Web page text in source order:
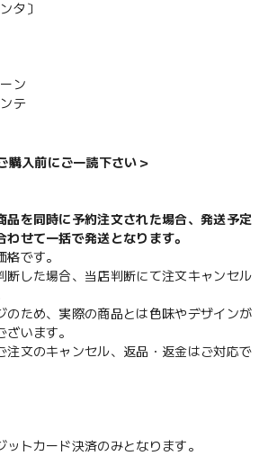
タ〕
ン
テ
購入前にご一読下さい＞
品を同時に予約注文された場合、発送予定
せて一括で発送となります。
格です。
断した場合、当店判断にて注文キャンセル
のため、実際の商品とは色味やデザインが
います。
注文のキャンセル、返品・返金はご対応で
ットカード決済のみとなります。